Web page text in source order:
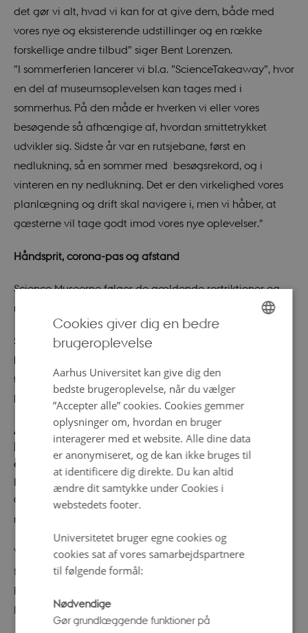
det gør vi alt, hvad vi kan for at give dem, både med
vores nye og eksisterende udstillinger og en række
forskellige andre tilbud” siger Bent Lorenzen.
”I sommerferien lancerer vi bl.a. ”ScienceTakeaway”, hvor
en del af museumsoplevelsen kan tages med i
sommerhus. På den måde er hverken vi eller vores
besøgende så afhængige af, hvordan smittetrykket
udvikler sig. Sidste år var en rutsjebane, først en
nedlukning, så en sommer med besøgsrekord, og i
vinteren en ny nedlukning. Det er den virkelighed vores
planlægning og drift skal navigere i, men vi håber, at
gæsterne vil tage godt imod vores nye oplevelser."
Håndsprit, corona-pas og afstand
Science Museerne følger de gældende restriktioner og
retningslinjer.
Som før nedlukningen vil der være ekstra rengøring og
håndsprit til museets gæster. Berøringspunkter som
touchskærme, høretelefoner og trykknapper afsprittes
kontinuerligt.
Adgang til Væksthusene og Steno Museet
kræver, at man kan fremvise et gyldigt
coronapas, og at man overholder de gældende
retningslinjer.
Ole Rømer-Observatoriet har aflyst sine forevisninger for
resten af sæsonen.
Væksthusenes Cafe vil tilbyde takeaway og mulighed
for at spise i gårdhaven med begrænset antal pladser.
For at følge restriktionerne vil cafeen indtil videre være
lukket for siddende gæster.
Cookies giver dig en bedre
brugeroplevelse
Aarhus Universitet kan give dig den
bedste brugeroplevelse, når du vælger
”Accepter alle” cookies. Cookies gemmer
oplysninger om, hvordan en bruger
interagerer med et website. Alle dine data
er anonymiseret, og de kan ikke bruges til
at identificere dig direkte. Du kan altid
ændre dit samtykke under Cookies i
webstedets footer.
Universitetet bruger egne cookies og
cookies sat af vores samarbejdspartnere
til følgende formål:
Nødvendige
Gør grundlæggende funktioner på